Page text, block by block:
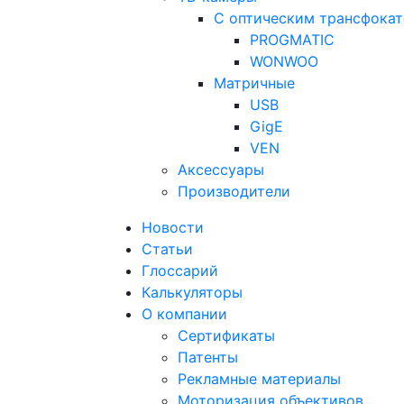
С оптическим
PROGMATIC
WONWOO
Матричные
USB
GigE
VEN
Аксессуары
Производители
Новости
Статьи
Глоссарий
Калькуляторы
О компании
Сертификаты
Патенты
Рекламные материалы
Моторизация объективов